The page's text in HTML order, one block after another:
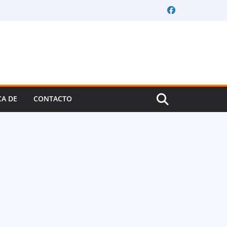
DE CONTACTO